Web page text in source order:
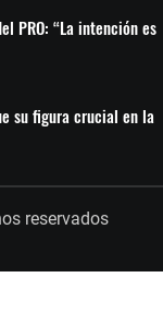
PRO: “La intención es
su figura crucial en la
reservados